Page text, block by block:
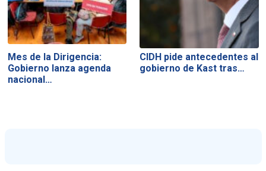
Mes de la Dirigencia:
Gobierno lanza agenda
nacional…
CIDH pide antecedentes al
gobierno de Kast tras…